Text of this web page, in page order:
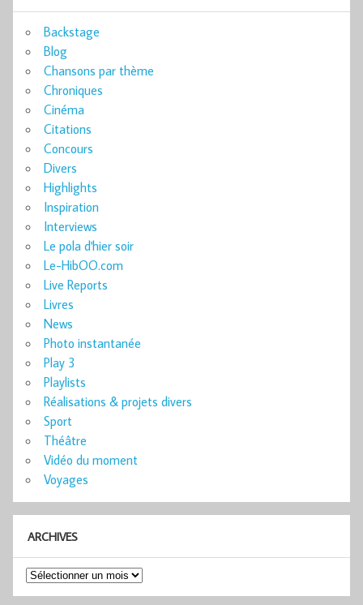
Backstage
Blog
Chansons par thème
Chroniques
Cinéma
Citations
Concours
Divers
Highlights
Inspiration
Interviews
Le pola d'hier soir
Le-HibOO.com
Live Reports
Livres
News
Photo instantanée
Play 3
Playlists
Réalisations & projets divers
Sport
Théâtre
Vidéo du moment
Voyages
ARCHIVES
Archives